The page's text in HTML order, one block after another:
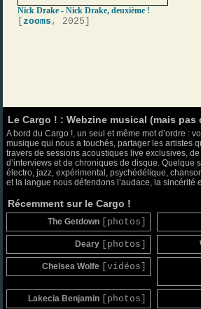
Nick Drake - Nick Drake, deuxième !
[zooms , 2025]
Le Cargo ! : Webzine musical (mais pas
A bord du Cargo !, un seul et même mot d’ordre :
musique qui nous a touchés, partager les artistes
travers de sessions acoustiques live exclusives,
d’interviews et de chroniques de disque. Quelque
électro, jazz, expérimental, psychédélique,
et la langue nous défendons l’audace, la sincérité
Récemment sur le Cargo !
The Getdown [photos]
Deary [photos]
Chelsea Wolfe [vidéos]
Lakecia Benjamin [photos]